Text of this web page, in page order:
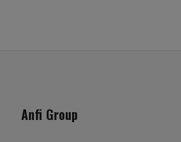
Anfi Group